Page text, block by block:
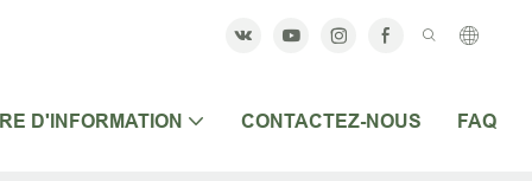
D'INFORMATION CONTACTEZ-NOUS FAQ